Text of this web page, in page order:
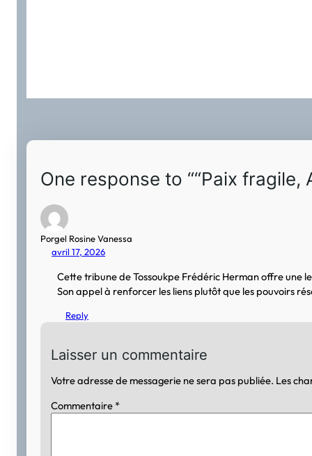
One response to ““Paix
Porgel Rosine Vanessa
avril 17, 2026
Cette tribune de Tossoukpe Frédéric Herman offre une
Son appel à renforcer les liens plutôt que les pouvoirs
Reply
Laisser un commentaire
Votre adresse de messagerie ne sera pas publiée. Les
Commentaire *